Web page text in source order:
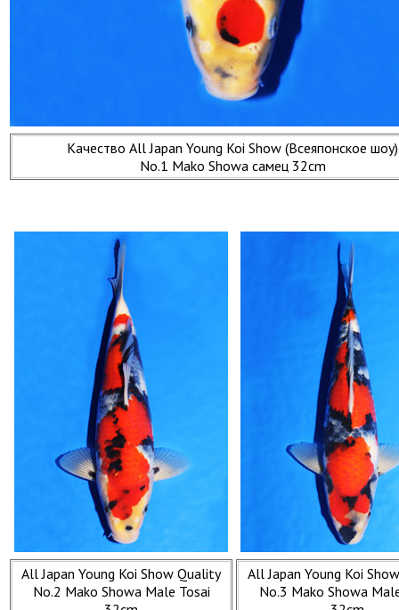
Качество All Japan Young Koi Show (Всеяпонское шоу)
No.1 Mako Showa самец 32cm
All Japan Young Koi Show Quality
No.2 Mako Showa Male Tosai
All Japan Young Koi
No.3 Mako Showa